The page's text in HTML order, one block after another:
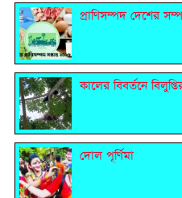
প্রাণিসম্পদ দেশের
কালের বিবর্তনে
দোল পূর্ণিমা